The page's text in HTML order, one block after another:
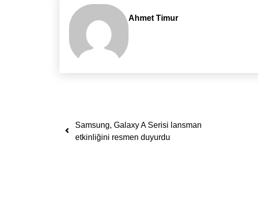
Ahmet Timur
Yazı dolaşımı
Samsung, Galaxy A Serisi lansman
etkinliğini resmen duyurdu